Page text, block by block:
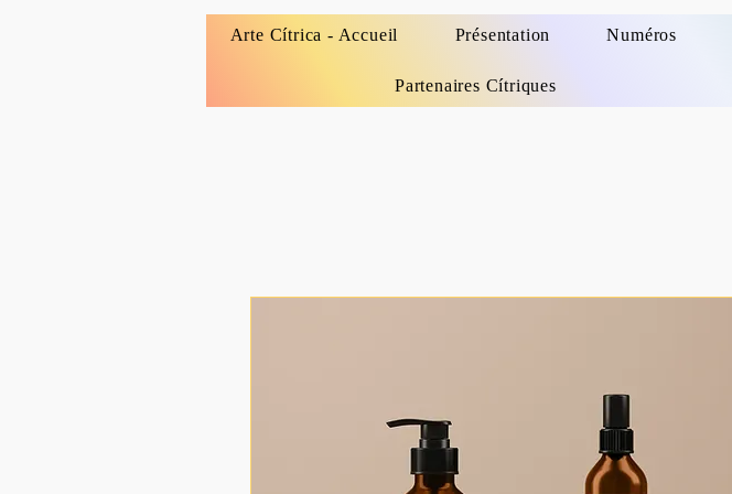
Arte Cítrica - Accueil Présentation Numéros
Partenaires Cítriques